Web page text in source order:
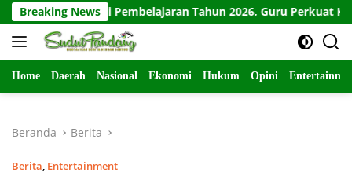
Langsung
ke
konten
Breaking News
Pembelajaran Tahun 2026, Guru Perkuat Kompetensi
Home Daerah Nasional Ekonomi Hukum Opini
Beranda Berita
Berita, Entertainment